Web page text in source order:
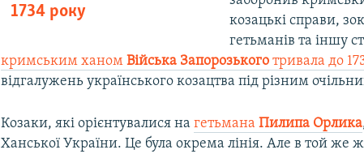
1734 року
козацькі справи,
гетьманів та іншу
кримським ханом Війська Запорозького тривала до
відгалужень українського козацтва під різним
Козаки, які орієнтувалися на гетьмана Пилипа Орлика
Ханської України. Це була окрема лінія. Але в той же